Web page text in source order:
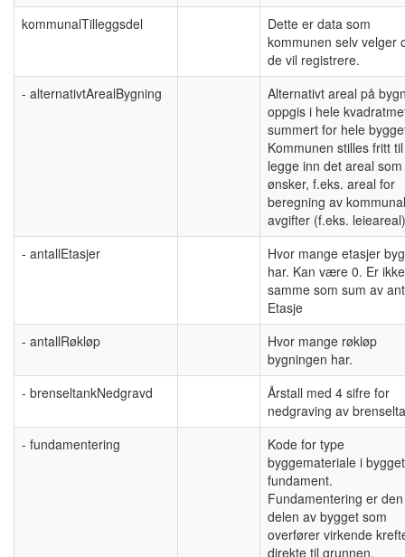
kommunalTilleggsdel
Dette er data som
kommunen selv velger
de vil registrere.
- alternativtArealBygning
Alternativt areal på
oppgis i hele
summert for hele
Kommunen stilles fritt
legge inn det areal
ønsker, f.eks. areal for
beregning av
avgifter (f.eks.
- antallEtasjer
Hvor mange etasjer
har. Kan være 0. Er
samme som sum av
Etasje
- antallRøkløp
Hvor mange røkløp
bygningen har.
- brenseltankNedgravd
Årstall med 4 sifre for
nedgraving av
- fundamentering
Kode for type
byggemateriale i
fundament.
Fundamentering er den
delen av bygget som
overfører virkende
direkte til grunnen.